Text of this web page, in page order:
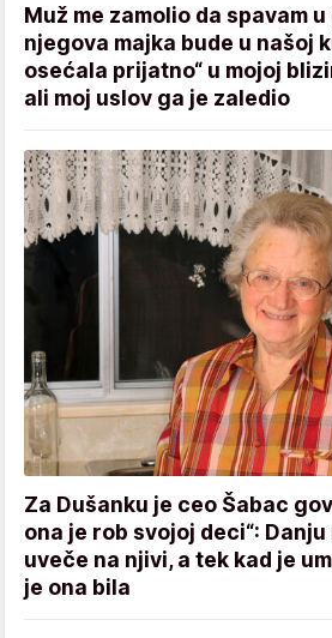
Muž me zamolio da spavam
njegova majka bude u našoj
osećala prijatno“ u mojoj
ali moj uslov ga je zaledio
Za Dušanku je ceo Šabac
ona je rob svojoj deci“:
uveče na njivi, a tek kad je
je ona bila